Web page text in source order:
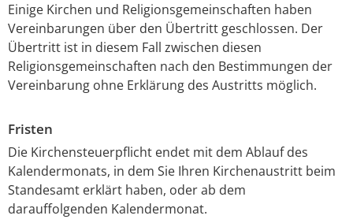
Einige Kirchen und Religionsgemeinschaften haben
Vereinbarungen über den Übertritt geschlossen. Der
Übertritt ist in diesem Fall zwischen diesen
Religionsgemeinschaften nach den Bestimmungen der
Vereinbarung ohne Erklärung des Austritts möglich.
Fristen
Die Kirchensteuerpflicht endet mit dem Ablauf des
Kalendermonats, in dem Sie Ihren Kirchenaustritt beim
Standesamt erklärt haben, oder ab dem
darauffolgenden Kalendermonat.